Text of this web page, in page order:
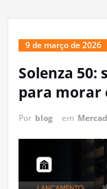
9 de março de 2026
Solenza 50:
para morar
Por blog em